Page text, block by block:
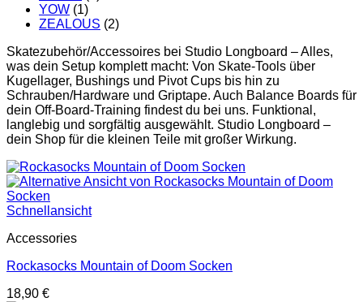
YOW (1)
ZEALOUS (2)
Skatezubehör/Accessoires bei Studio Longboard – Alles,
was dein Setup komplett macht: Von Skate-Tools über
Kugellager, Bushings und Pivot Cups bis hin zu
Schrauben/Hardware und Griptape. Auch Balance Boards für
dein Off-Board-Training findest du bei uns. Funktional,
langlebig und sorgfältig ausgewählt. Studio Longboard –
dein Shop für die kleinen Teile mit großer Wirkung.
Schnellansicht
Accessories
Rockasocks Mountain of Doom Socken
18,90 €